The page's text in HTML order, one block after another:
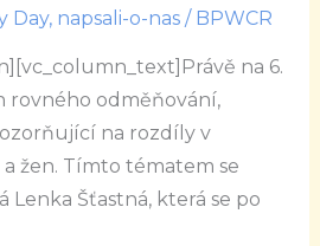
Day, napsali-o-nas/ BPWCR
na 6.
rovného odměňování,
na rozdíly v
žen. Tímto tématem se
Lenka Šťastná, která se po